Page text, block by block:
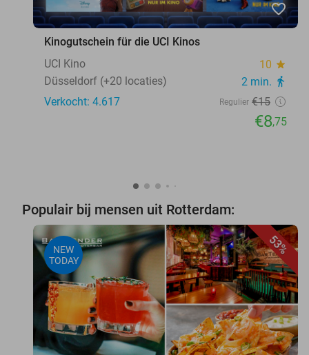
favorite_border
Kinogutschein für die UCI Kinos
UCI Kino
10 star
Düsseldorf (+20 locaties) 2 min. directions_walk
Verkocht: 4.617 Regulier €15
€8,75
Populair bij mensen uit Rotterdam:
53%
NEW
TODAY